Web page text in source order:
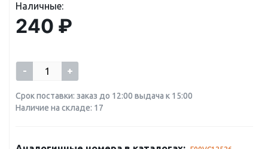
Наличные:
240 ₽
- +
Срок поставки: заказ до 12:00 выдача к 15:00
Наличие на складе: 17